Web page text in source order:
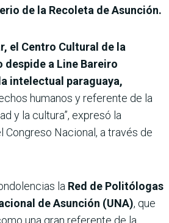
de la Recoleta de Asunción.
el Centro Cultural de la
despide a Line Bareiro
intelectual paraguaya,
humanos y referente de la
y la cultura”, expresó la
Congreso Nacional, a través de
la Red de Politólogas
de Asunción (UNA), que
una gran referente de la